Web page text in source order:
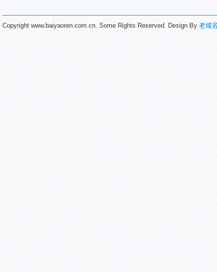
Copyright www.baiyaoren.com.cn. Some Rights Reserved. Design By 老域